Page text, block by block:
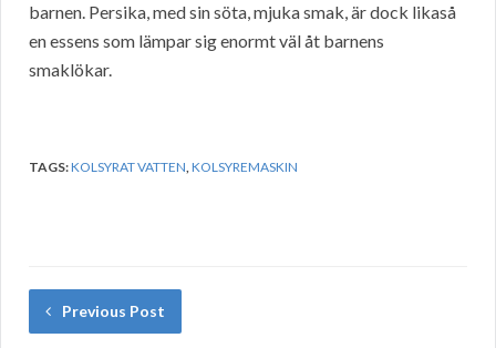
barnen. Persika, med sin söta, mjuka smak, är dock likaså
en essens som lämpar sig enormt väl åt barnens
smaklökar.
TAGS:KOLSYRAT VATTEN,KOLSYREMASKIN
Previous Post